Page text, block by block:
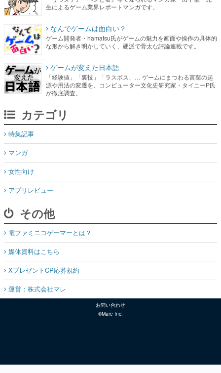
生によるゲーム業界レポートマンガです。
なんでゲームは面白い？
ゲーム開発者・hamatsu氏がゲームの魅力を画面や操作の具体的
な形から解き明かしていく、硬派で骨太な評論連載です。
ゲームが変えた日本語
「経験値」「裏技」「ラスボス」… ゲームにまつわる言葉の起
源や用法の変遷を、コンピューター文化史研究家・タイニーP氏
が徹底調査。
カテゴリ
特集記事
マンガ
女性向け
アプリレビュー
その他
電ファミニコゲーマーとは？
媒体資料はこちら
XプレゼントCP応募規約
運営：株式会社マレ
お問い合わせ
©Mare Inc.